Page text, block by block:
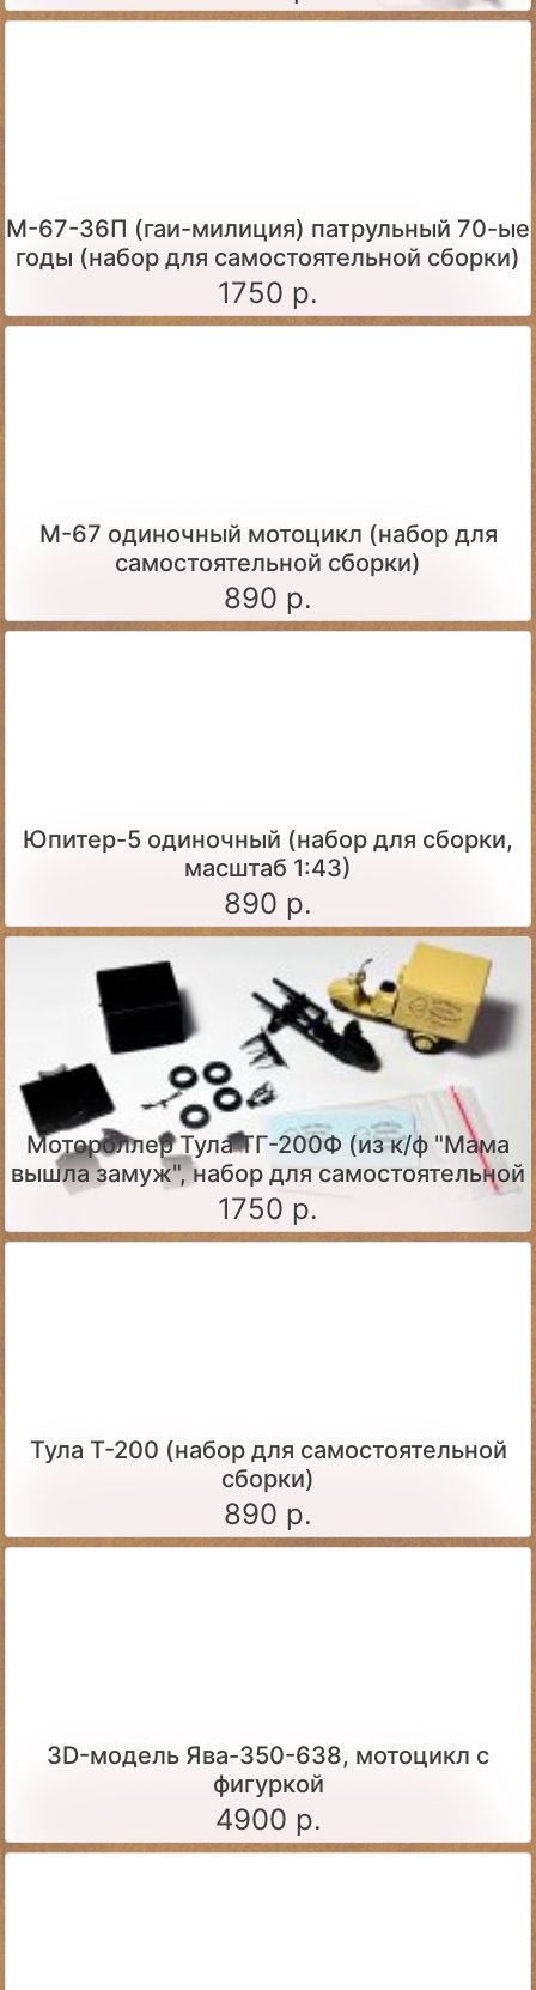
М-67-36П (гаи-милиция) патрульный 70-ые
годы (набор для самостоятельной сборки)
1750 р.
М-67 одиночный мотоцикл (набор для
самостоятельной сборки)
890 р.
Юпитер-5 одиночный (набор для сборки,
масштаб 1:43)
890 р.
Мотороллер Тула ТГ-200Ф (из к/ф "Мама
вышла замуж", набор для самостоятельной
сборки)
1750 р.
Тула Т-200 (набор для самостоятельной
сборки)
890 р.
3D-модель Ява-350-638, мотоцикл с
фигуркой
4900 р.